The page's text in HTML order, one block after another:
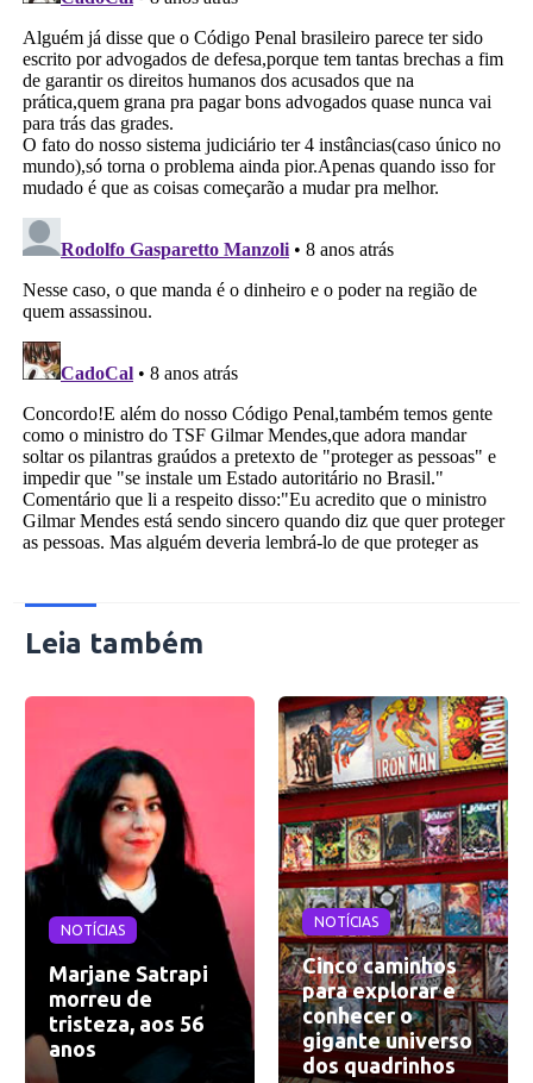
Leia também
NOTÍCIAS
Marjane Satrapi
morreu de
tristeza, aos 56
anos
NOTÍCIAS
Cinco caminhos
para explorar e
conhecer o
gigante universo
dos quadrinhos